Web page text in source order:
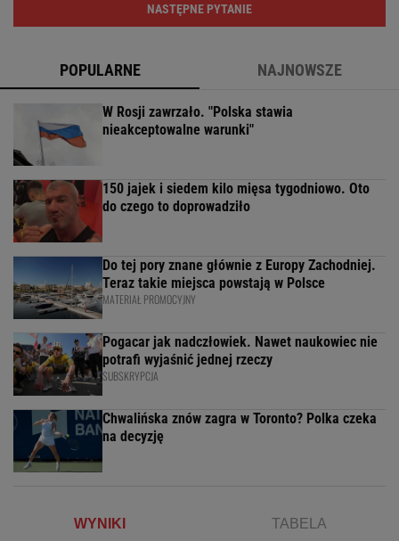
NASTĘPNE PYTANIE
POPULARNE NAJNOWSZE
W Rosji zawrzało. "Polska stawia
nieakceptowalne warunki"
150 jajek i siedem kilo mięsa tygodniowo. Oto
do czego to doprowadziło
Do tej pory znane głównie z Europy Zachodniej.
Teraz takie miejsca powstają w Polsce
MATERIAŁ PROMOCYJNY
Pogacar jak nadczłowiek. Nawet naukowiec nie
potrafi wyjaśnić jednej rzeczy
SUBSKRYPCJA
Chwalińska znów zagra w Toronto? Polka czeka
na decyzję
WYNIKI TABELA